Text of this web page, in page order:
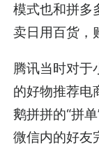
模式也和拼多
卖日用百货，
腾讯当时对于
的好物推荐电
鹅拼拼的“拼
微信内的好友